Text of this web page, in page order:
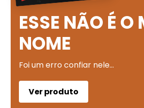
ESSE NÃO É O
NOME
Foi um erro confiar nele…
Ver produto